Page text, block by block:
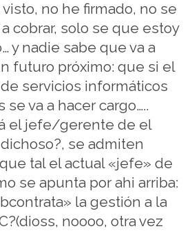
no he firmado, no se
cobrar, solo se que estoy
y nadie sabe que va a
futuro próximo: que si el
servicios informáticos
se va a hacer cargo…..
el jefe/gerente de el
se admiten
tal el actual «jefe» de
se apunta por ahi arriba:
la gestión a la
noooo, otra vez